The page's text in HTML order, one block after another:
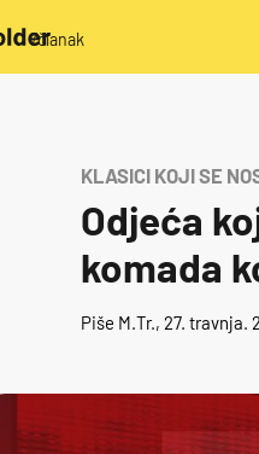
/članak
KLASICI KOJI SE
Odjeća
komada
Piše M.Tr., 27. travnja.